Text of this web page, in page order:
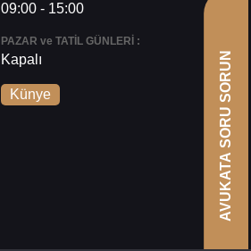
09:00 - 15:00
PAZAR ve TATİL GÜNLERİ :
Kapalı
Künye AVUKATA SORU SORUN